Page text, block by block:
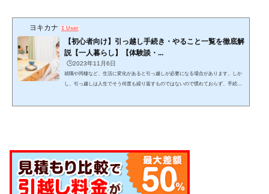
ヨキカナ 1 User
【初心者向け】引っ越し手続き・やること一覧を徹底解
説【一人暮らし】【体験談・...
🕒️2023年11月6日
就職や同棲など、生活に変化があると引っ越しが必要になる場合があります。しか
し、引っ越しは人生でそう何度も繰り返すものではないので慣れておらず、手続き